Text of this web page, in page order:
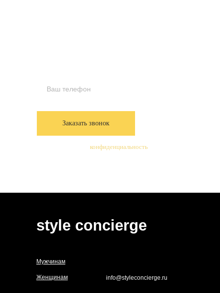
Заказать звонок
конфиденциальность
style concierge
info@styleconcierge.ru
Мужчинам
Женщинам